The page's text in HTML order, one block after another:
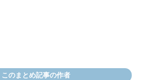
このまとめ記事の作者